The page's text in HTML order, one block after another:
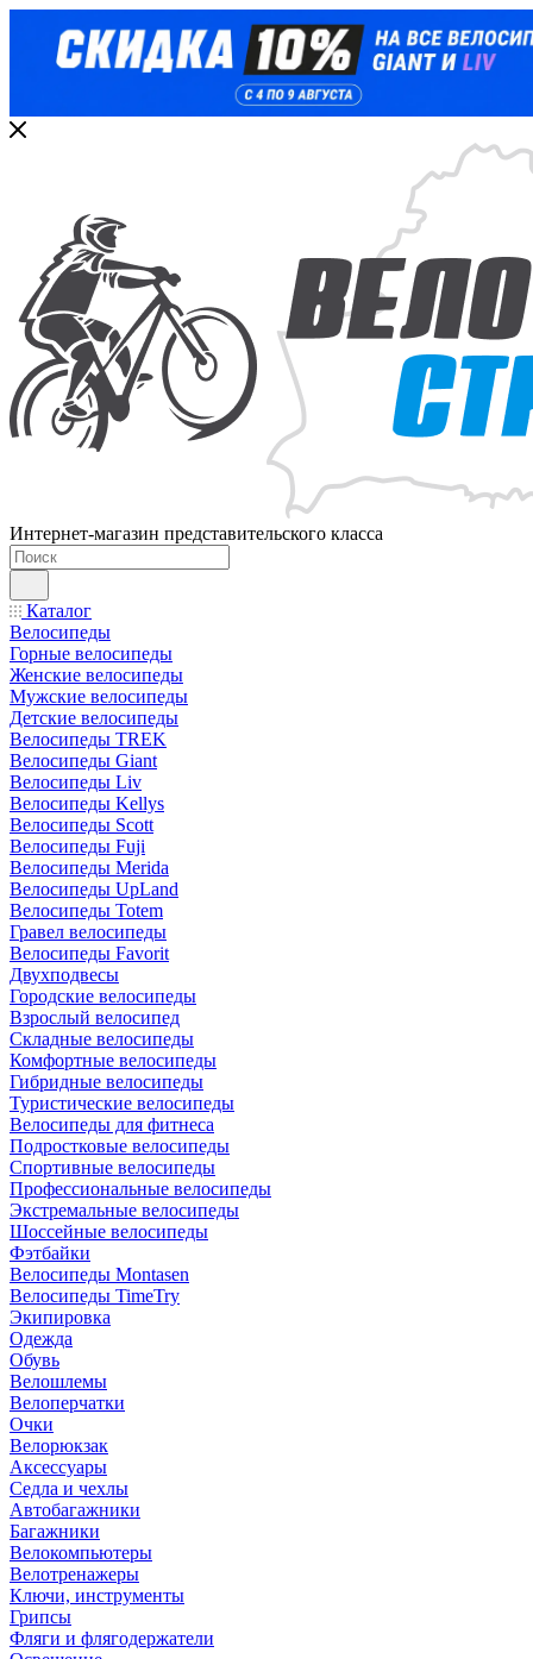
Интернет-магазин представительского класса
Каталог
Велосипеды
Горные велосипеды
Женские велосипеды
Мужские велосипеды
Детские велосипеды
Велосипеды TREK
Велосипеды Giant
Велосипеды Liv
Велосипеды Kellys
Велосипеды Scott
Велосипеды Fuji
Велосипеды Merida
Велосипеды UpLand
Велосипеды Totem
Гравел велосипеды
Велосипеды Favorit
Двухподвесы
Городские велосипеды
Взрослый велосипед
Складные велосипеды
Комфортные велосипеды
Гибридные велосипеды
Туристические велосипеды
Велосипеды для фитнеса
Подростковые велосипеды
Спортивные велосипеды
Профессиональные велосипеды
Экстремальные велосипеды
Шоссейные велосипеды
Фэтбайки
Велосипеды Montasen
Велосипеды TimeTry
Экипировка
Одежда
Обувь
Велошлемы
Велоперчатки
Очки
Велорюкзак
Аксессуары
Седла и чехлы
Автобагажники
Багажники
Велокомпьютеры
Велотренажеры
Ключи, инструменты
Грипсы
Фляги и флягодержатели